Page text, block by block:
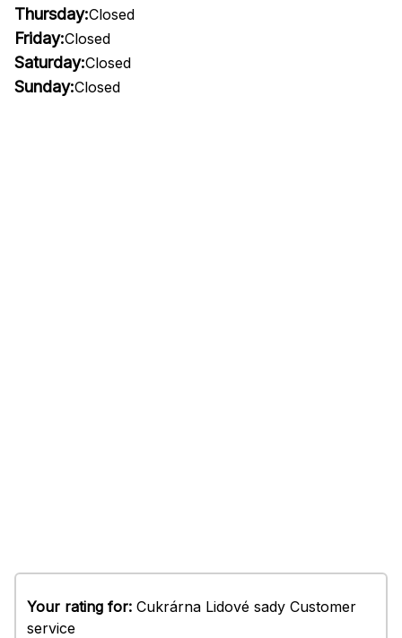
Thursday:Closed
Friday:Closed
Saturday:Closed
Sunday:Closed
Your rating for: Cukrárna Lidové sady Customer
service